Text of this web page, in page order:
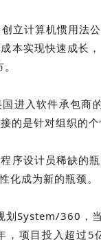
立计算机惯用法
本实现快速成长
进入软件承包
的是针对组织的
序设计员稀缺的
化成为新的瓶颈。
System/360，
，项目投入超过